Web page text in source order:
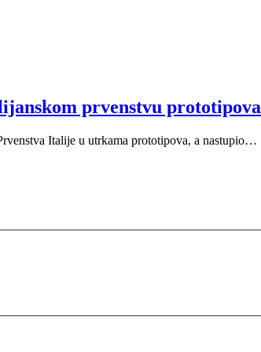
prvenstvu prototipova
Italije u utrkama prototipova, a nastupio…